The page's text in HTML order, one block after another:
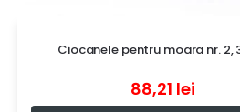
Ciocanele pentru moara nr. 2,
88,21 lei